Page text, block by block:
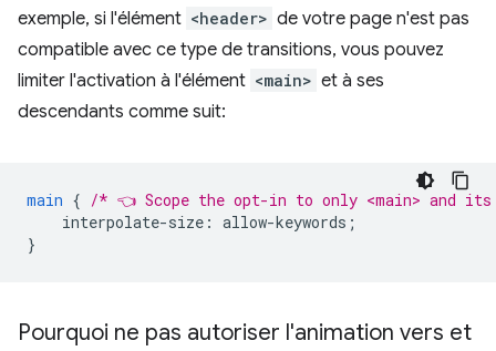
exemple, si l'élément <header> de votre page n'est pas
compatible avec ce type de transitions, vous pouvez
limiter l'activation à l'élément <main> et à ses
descendants comme suit:
main { /* 👈 Scope the opt-in to only <main> and its
interpolate-size : allow-keywords ;
}
Pourquoi ne pas autoriser l'animation vers et